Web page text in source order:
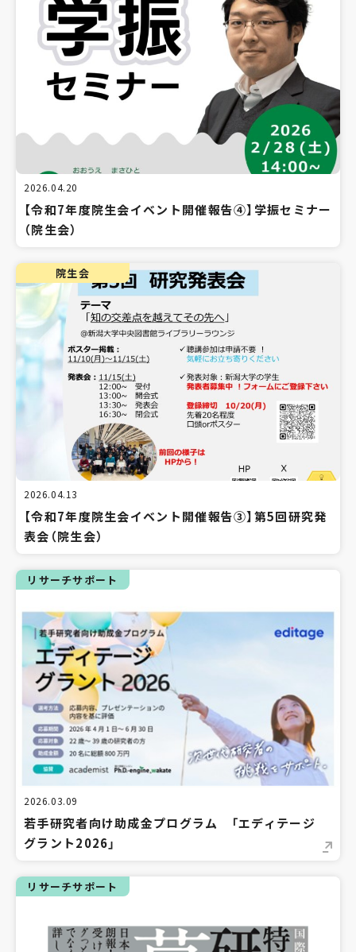
2026.04.20
【令和7年度院生会イベント開催報告④】学振セミナー
（院生会）
院生会
2026.04.13
【令和7年度院生会イベント開催報告③】第5回研究発
表会（院生会）
リサーチサポート
2026.03.09
若手研究者向け助成金プログラム 「エディテージ
グラント2026」
リサーチサポート